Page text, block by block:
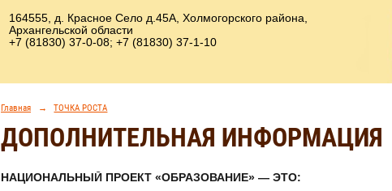
164555, д. Красное Село д.45А, Холмогорского района,
Архангельской области
+7 (81830) 37-0-08; +7 (81830) 37-1-10
Главная → ТОЧКА РОСТА
ДОПОЛНИТЕЛЬНАЯ ИНФОРМАЦИЯ
НАЦИОНАЛЬНЫЙ ПРОЕКТ «ОБРАЗОВАНИЕ» — ЭТО: